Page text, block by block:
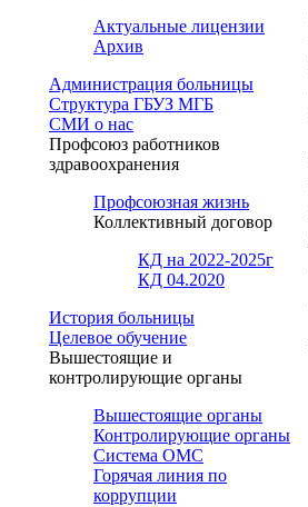
Актуальные лицензии
Архив
Администрация больницы
Структура ГБУЗ МГБ
СМИ о нас
Профсоюз работников
здравоохранения
Профсоюзная жизнь
Коллективный договор
КД на 2022-2025г
КД 04.2020
История больницы
Целевое обучение
Вышестоящие и
контролирующие органы
Вышестоящие органы
Контролирующие органы
Система ОМС
Горячая линия по
коррупции